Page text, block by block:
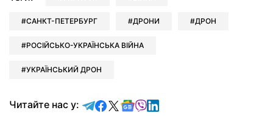
САНКТ-ПЕТЕРБУРГ ДРОНИ ДРОН
РОСІЙСЬКО-УКРАЇНСЬКА ВІЙНА
УКРАЇНСЬКИЙ ДРОН
Читайте нас у: Читайте у Telegram
Читайте у Facebook
Читайте у X
Читайте у Google news
Читайте у Viber
Читайте у LinkedIn